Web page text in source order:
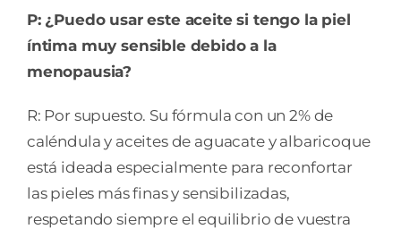
P: ¿Puedo usar este aceite si tengo la piel
íntima muy sensible debido a la
menopausia?
R: Por supuesto. Su fórmula con un 2% de
caléndula y aceites de aguacate y albaricoque
está ideada especialmente para reconfortar
las pieles más finas y sensibilizadas,
respetando siempre el equilibrio de vuestra